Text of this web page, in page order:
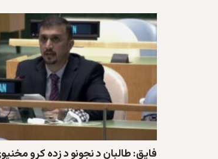
فايق: طالبان د نجونو د زده کړو